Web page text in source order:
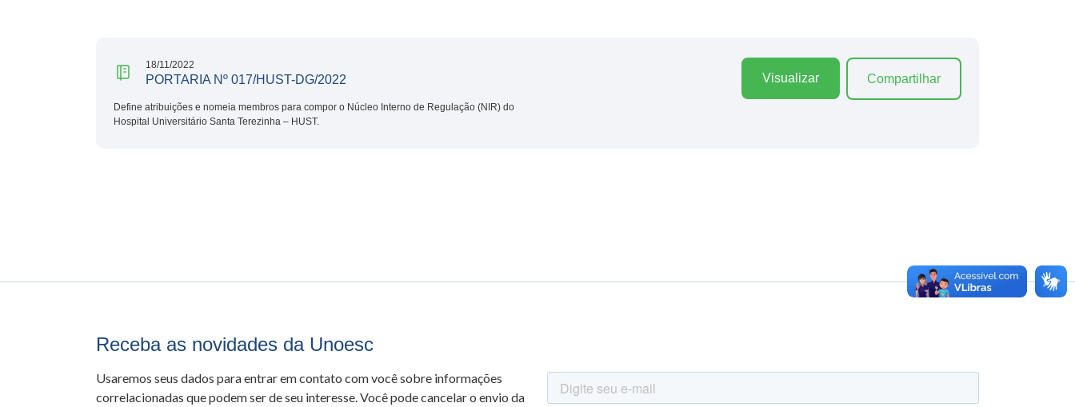
18/11/2022
PORTARIA Nº 017/HUST-DG/2022
Define atribuições e nomeia membros para compor o Núcleo Interno de Regulação (NIR) do
Hospital Universitário Santa Terezinha – HUST.
Visualizar Compartilhar
Receba as novidades da Unoesc
Usaremos seus dados para entrar em contato com você sobre informações
correlacionadas que podem ser de seu interesse. Você pode cancelar o envio da